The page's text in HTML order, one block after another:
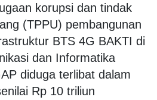
korupsi dan tindak
(TPPU) pembangunan
BTS 4G BAKTI di
dan Informatika
diduga terlibat dalam
Rp 10 triliun